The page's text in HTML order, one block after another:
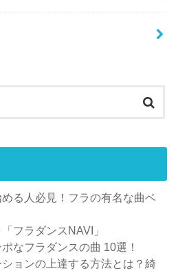
る人必見！フラの有名な曲ベ
フラダンスNAVI」
なフラダンスの曲 10選！
ョンの上達する方法とは？綺